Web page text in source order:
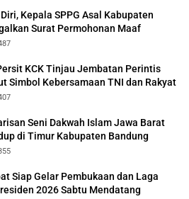
Kepala SPPG Asal Kabupaten
Surat Permohonan Maaf
KCK Tinjau Jembatan Perintis
Simbol Kebersamaan TNI dan Rakyat
Seni Dakwah Islam Jawa Barat
di Timur Kabupaten Bandung
Siap Gelar Pembukaan dan Laga
2026 Sabtu Mendatang